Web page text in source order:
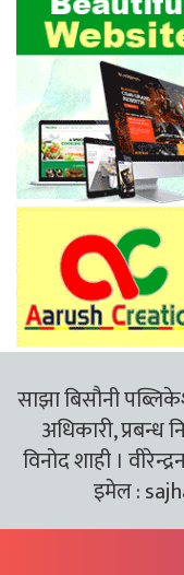
साझा बिसौनी
अधिकारी, प्रबन्ध
विनोद शाही ।
इमेल :